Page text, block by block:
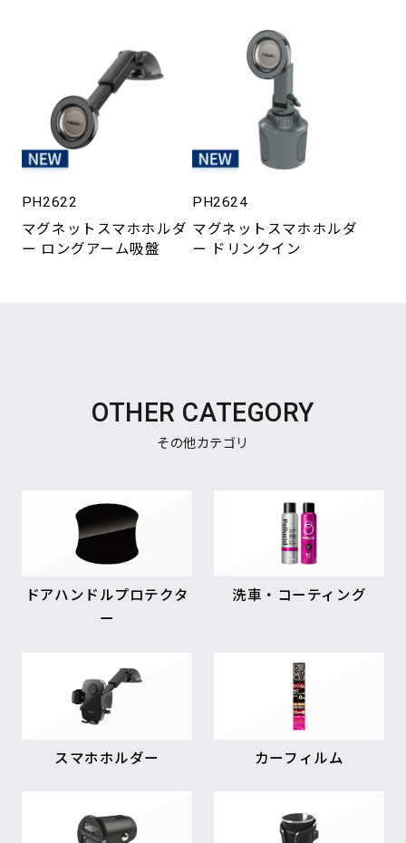
PH2622
マグネットスマホホルダ
ー ロングアーム吸盤
PH2624
マグネットスマホホルダ
ー ドリンクイン
OTHER CATEGORY
その他カテゴリ
ドアハンドルプロテクタ
ー
洗車・コーティング
スマホホルダー カーフィルム